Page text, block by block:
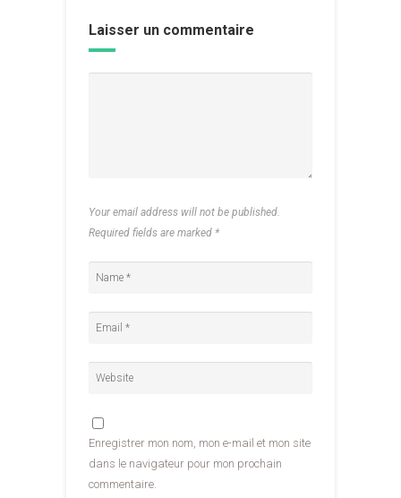
Laisser un commentaire
Your email address will not be published.
Required fields are marked *
Enregistrer mon nom, mon e-mail et mon site
dans le navigateur pour mon prochain
commentaire.